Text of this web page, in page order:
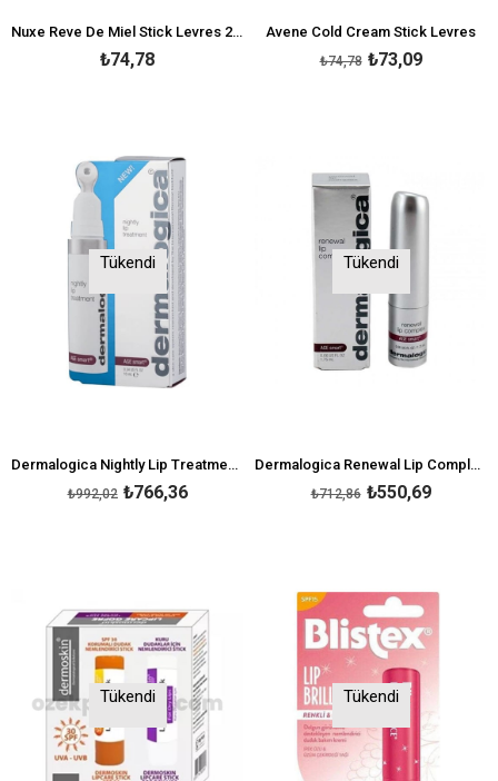
Nuxe Reve De Miel Stick Levres 2x4gr 2.Ürün %50 İNDİRİMLİ
₺74,78
Avene Cold Cream Stick Levres
₺73,09
₺74,78
Tükendi
Dermalogica Nightly Lip Treatment 10 ml
₺766,36
₺992,02
Tükendi
Dermalogica Renewal Lip Complex 1.75 ml
₺550,69
₺712,86
Tükendi Tükendi